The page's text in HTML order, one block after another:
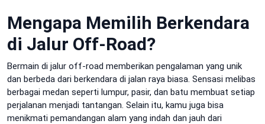
Mengapa Memilih Berkendara
di Jalur Off-Road?
Bermain di jalur off-road memberikan pengalaman yang unik
dan berbeda dari berkendara di jalan raya biasa. Sensasi melibas
berbagai medan seperti lumpur, pasir, dan batu membuat setiap
perjalanan menjadi tantangan. Selain itu, kamu juga bisa
menikmati pemandangan alam yang indah dan jauh dari